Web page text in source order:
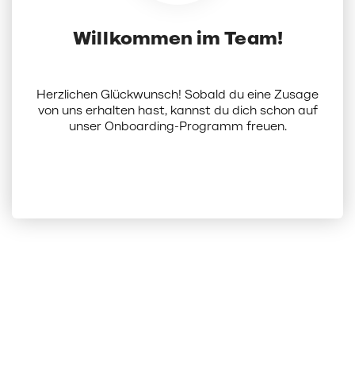
Willkommen im Team!
Herzlichen Glückwunsch! Sobald du eine Zusage
von uns erhalten hast, kannst du dich schon auf
unser Onboarding-Programm freuen.